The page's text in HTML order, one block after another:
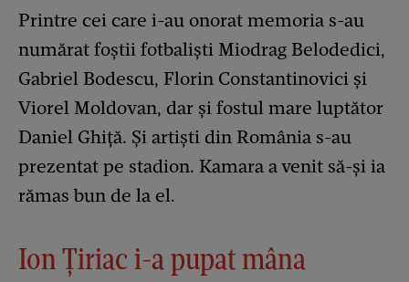
Printre cei care i-au onorat memoria s-au
numărat foștii fotbaliști Miodrag Belodedici,
Gabriel Bodescu, Florin Constantinovici și
Viorel Moldovan, dar și fostul mare luptător
Daniel Ghiță. Și artiști din România s-au
prezentat pe stadion. Kamara a venit să-și ia
rămas bun de la el.
Ion Țiriac i-a pupat mâna